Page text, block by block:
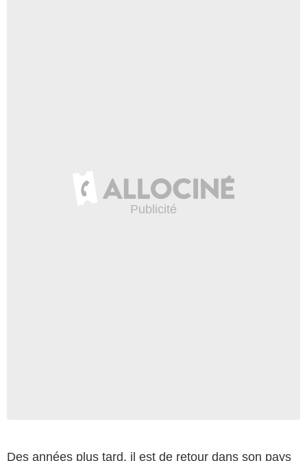
Des années plus tard, il est de retour dans son pays